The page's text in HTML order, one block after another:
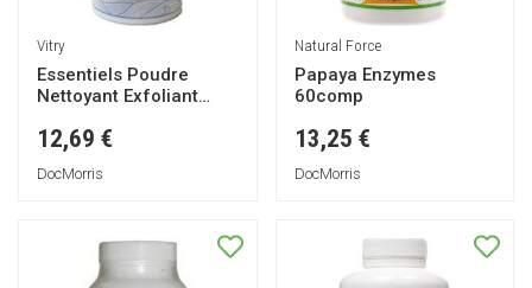
Vitry
Essentiels Poudre
Nettoyant Exfoliant
12,69 €
DocMorris
Natural Force
Papaya Enzymes
60comp
13,25 €
DocMorris